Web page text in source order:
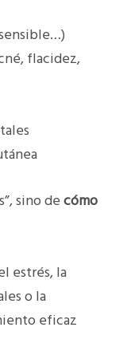
flacidez,
sino decómo
estrés, la
o la
eficaz